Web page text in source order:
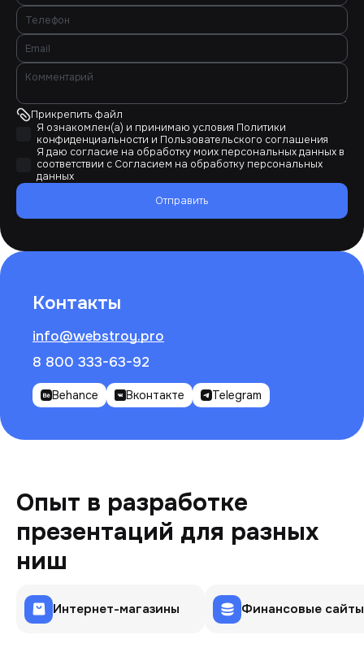
Прикрепить файл
Я ознакомлен(а) и принимаю условия Политики
конфиденциальности и Пользовательского соглашения
Я даю согласие на обработку моих персональных данных в
соответствии с Согласием на обработку персональных
данных
Отправить
Контакты
info@webstroy.pro
8 800 333-63-92
Behance Вконтакте Telegram
Опыт в разработке
презентаций для разных
ниш
Интернет-магазины Финансовые сайты